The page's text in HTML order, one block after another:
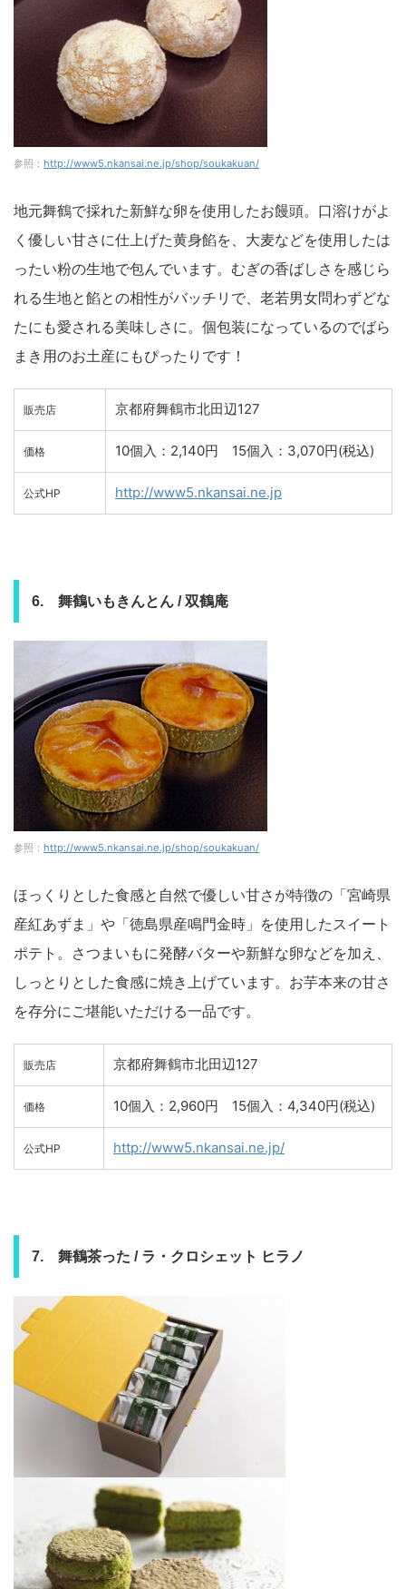
参照： http://www5.nkansai.ne.jp/shop/soukakuan/
地元舞鶴で採れた新鮮な卵を使用したお饅頭。口溶けがよ
く優しい甘さに仕上げた黄身餡を、大麦などを使用したは
ったい粉の生地で包んでいます。むぎの香ばしさを感じら
れる生地と餡との相性がバッチリで、老若男女問わずどな
たにも愛される美味しさに。個包装になっているのでばら
まき用のお土産にもぴったりです！
販売店 京都府舞鶴市北田辺127
価格 10個入：2,140円 15個入：3,070円(税込)
公式HP http://www5.nkansai.ne.jp
6. 舞鶴いもきんとん / 双鶴庵
参照： http://www5.nkansai.ne.jp/shop/soukakuan/
ほっくりとした食感と自然で優しい甘さが特徴の「宮崎県
産紅あずま」や「徳島県産鳴門金時」を使用したスイート
ポテト。さつまいもに発酵バターや新鮮な卵などを加え、
しっとりとした食感に焼き上げています。お芋本来の甘さ
を存分にご堪能いただける一品です。
販売店 京都府舞鶴市北田辺127
価格 10個入：2,960円 15個入：4,340円(税込)
公式HP http://www5.nkansai.ne.jp/
7. 舞鶴茶った / ラ・クロシェット ヒラノ